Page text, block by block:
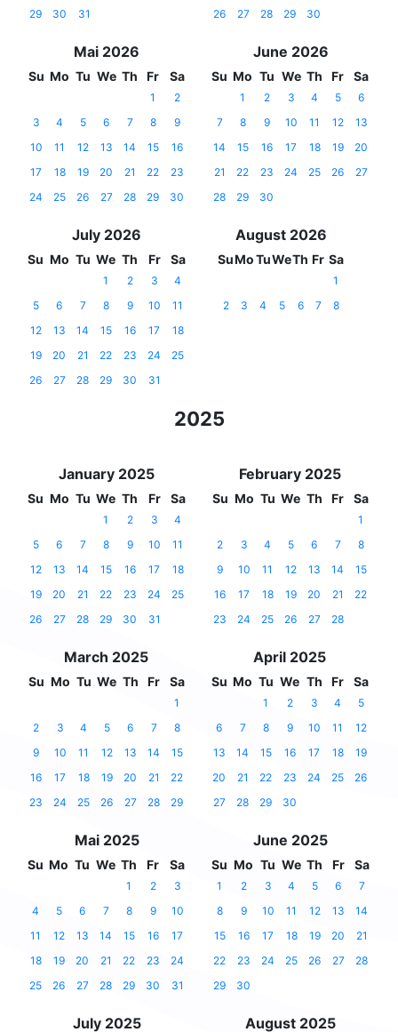
29
30 31
26
27 28 29 30
Mai 2026
Su Mo Tu We Th Fr Sa
1
2
3
4 5 6 7 8
9
10
11 12 13 14 15
16
17
18 19 20 21 22
23
24
25 26 27 28 29 30
June 2026
Su Mo Tu We Th Fr Sa
1 2 3 4 5
6
7
8 9 10 11 12
13
14
15 16 17 18 19
20
21
22 23 24 25 26
27
28
29 30
July 2026
Su Mo Tu We Th Fr Sa
1 2 3
4
5
6 7 8 9 10
11
12
13 14 15 16 17
18
19
20 21 22 23 24
25
26
27 28 29 30 31
August 2026
SuMoTuWeTh Fr Sa
1
2
3 4 5 6 7 8
2025
January 2025
Su Mo Tu We Th Fr Sa
1 2 3
4
5
6 7 8 9 10
11
12
13 14 15 16 17
18
19
20 21 22 23 24
25
26
27 28 29 30 31
February 2025
Su Mo Tu We Th Fr Sa
1
2
3 4 5 6 7
8
9
10 11 12 13 14
15
16
17 18 19 20 21
22
23
24 25 26 27 28
March 2025
Su Mo Tu We Th Fr Sa
1
2
3 4 5 6 7
8
9
10 11 12 13 14
15
16
17 18 19 20 21
22
23
24 25 26 27 28 29
April 2025
Su Mo Tu We Th Fr Sa
1 2 3 4
5
6
7 8 9 10 11
12
13
14 15 16 17 18
19
20
21 22 23 24 25
26
27
28 29 30
Mai 2025
Su Mo Tu We Th Fr Sa
1 2
3
4
5 6 7 8 9
10
11
12 13 14 15 16
17
18
19 20 21 22 23
24
25
26 27 28 29 30 31
June 2025
Su Mo Tu We Th Fr Sa
1 2 3 4 5 6
7
8
9 10 11 12 13
14
15
16 17 18 19 20
21
22
23 24 25 26 27
28
29
30
July 2025 August 2025